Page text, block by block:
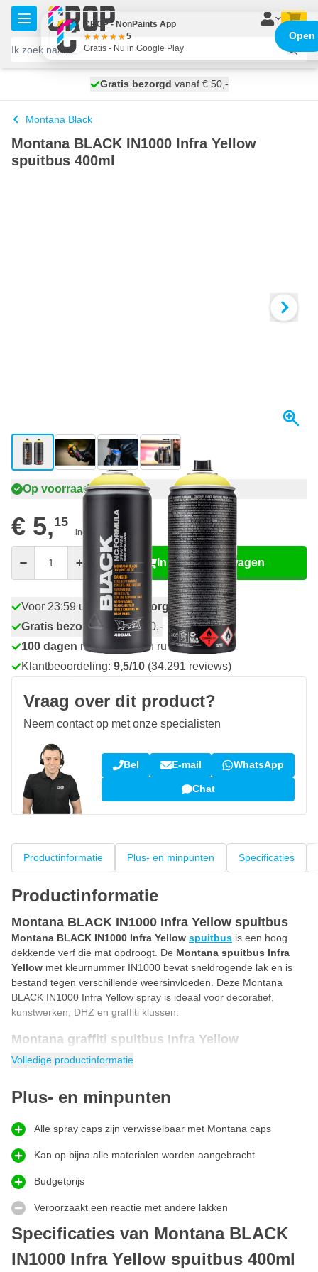
Ga naar de inhoud
morgen bezorgd
Gratis bezorgd vanaf € 50,-
100 dagen
Montana Black
Montana BLACK IN1000 Infra Yellow
spuitbus 400ml
View larger imageView larger imageView larger imageView larger image
Op voorraad
€ 5,15
incl. BTW
In mijn winkelwagen
Voor 23:59 uur besteld,
morgen bezorgd
Gratis bezorgdvanaf € 50,-
100 dagen retourneren en ruilen
Klantbeoordeling: 9,5/10 (34.291 reviews)
Vraag over dit product?
Neem contact op met onze specialisten
Bel E-mail WhatsApp
Chat
Productinformatie Plus- en minpunten Specificaties
Productinformatie
Montana BLACK IN1000 Infra Yellow spuitbus
Montana BLACK IN1000 Infra Yellow spuitbus is een hoog
dekkende verf die mat opdroogt. De Montana spuitbus Infra
Yellow met kleurnummer IN1000 bevat sneldrogende lak en is
bestand tegen verschillende weersinvloeden. Deze Montana
BLACK IN1000 Infra Yellow spray is ideaal voor decoratief,
kunstwerken, DHZ en graffiti klussen.
Montana graffiti spuitbus Infra Yellow
Montana graffiti spuitbus Infra Yellow
hoge druk spuiten. Deze Montana BLACK Infra Yellow IN1000
Dankzij de speciale anti-drip formule voorkom je zakkers!
Hoe Montana BLACK spuitbus gebruiken?
door iedereen. Met onderstaand stappenplan gebruik jij de
Haal de veiligheidring onder de spraycap vandaan.
Spuitbus voor gebruik 3 minuten lang goed schudden.
Plaats de spraycap terug op de spuitbus.
Volledige productinformatie
Plus- en minpunten
Alle spray caps zijn verwisselbaar met Montana caps
Kan op bijna alle materialen worden aangebracht
Budgetprijs
Veroorzaakt een reactie met andere lakken
Specificaties van Montana BLACK
IN1000 Infra Yellow spuitbus 400ml
CROP - NonPaints App
5
Gratis - Nu in Google Play
Open